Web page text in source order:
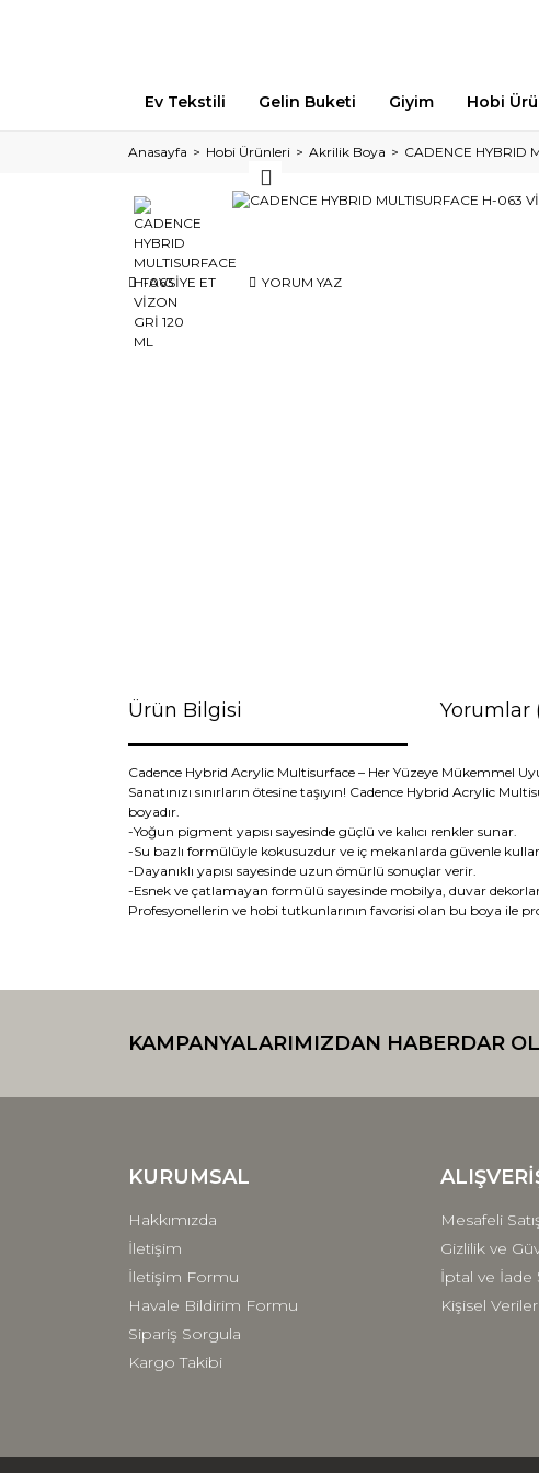
Ev Tekstili Gelin Buketi Giyim Hobi
Anasayfa Hobi Ürünleri Akrilik Boya CADENCE HYBRID
TAVSİYE ET YORUM YAZ
Ürün Bilgisi Yorumlar
Cadence Hybrid Acrylic Multisurface – Her Yüzeye Mükemmel
Sanatınızı sınırların ötesine taşıyın! Cadence Hybrid Acrylic
boyadır.
-Yoğun pigment yapısı sayesinde güçlü ve kalıcı renkler sunar.
-Su bazlı formülüyle kokusuzdur ve iç mekanlarda güvenle
-Dayanıklı yapısı sayesinde uzun ömürlü sonuçlar verir.
-Esnek ve çatlamayan formülü sayesinde mobilya, duvar
Profesyonellerin ve hobi tutkunlarının favorisi olan bu boya ile
Görüş ve önerileriniz için teşekkür ederiz.
Ürün resmi kalitesiz, bozuk veya görüntülenemiyor.
KAMPANYALARIMIZDAN HABERDAR
KURUMSAL
Hakkımızda
İletişim
İletişim Formu
Havale Bildirim Formu
Sipariş Sorgula
Kargo Takibi
Mesafeli
Gizlilik ve
İptal ve İade
Kişisel